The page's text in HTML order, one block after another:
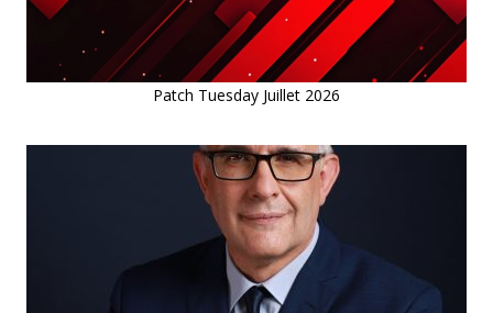
Patch Tuesday Juillet 2026